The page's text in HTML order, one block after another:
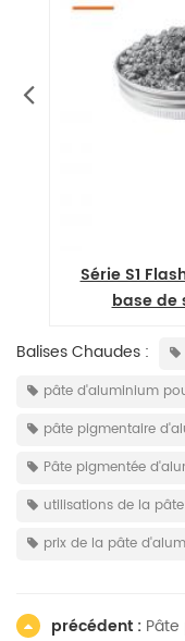
Série S1
base de
Balises Chaudes :
pâte d'aluminium
pâte pigmentaire
Pâte pigmentée
utilisations de la
prix de la pâte
précédent :